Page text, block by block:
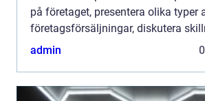
på företaget, presentera olika typer
företagsförsäljningar, diskutera
mellan olika köpalternativ och ge
admin